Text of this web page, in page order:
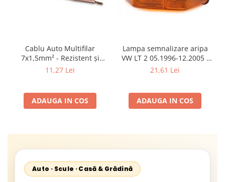
Cablu Auto Multifilar
7x1,5mm² - Rezistent și
Flexibil pentru Remorci 12V-
11,27 Lei
ADAUGA IN COS
Lampa semnalizare aripa
VW LT 2 05.1996-12.2005 ;
Mercedes Sprinter 1995-
Neoplan Euroliner,
Starliner,Centroliner,
21,61 Lei
ADAUGA IN COS
Auto · Scule · Casă & Grădină